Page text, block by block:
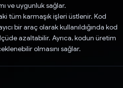
ve uygunluk sağlar.
tüm karmaşık işleri üstlenir. Kod
bir araç olarak kullanıldığında kod
azaltabilir. Ayrıca, kodun üretim
olmasını sağlar.